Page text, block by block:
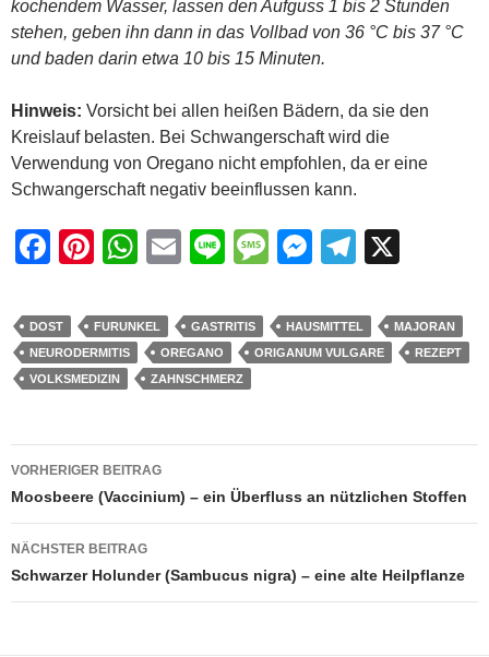
kochendem Wasser, lassen den Aufguss 1 bis 2 Stunden
stehen, geben ihn dann in das Vollbad von 36 °C bis 37 °C
und baden darin etwa 10 bis 15 Minuten.
Hinweis: Vorsicht bei allen heißen Bädern, da sie den
Kreislauf belasten. Bei Schwangerschaft wird die
Verwendung von Oregano nicht empfohlen, da er eine
Schwangerschaft negativ beeinflussen kann.
F
c
e
b
o
k
Pi
er
e
st
W
at
s
A
p
E
ail
Li
e
M
ss
a
M
ss
e
er
T
e
gr
DOST FURUNKEL GASTRITIS HAUSMITTEL
MAJORAN
NEURODERMITIS
OREGANO ORIGANUM VULGARE
REZEPT
VOLKSMEDIZIN
ZAHNSCHMERZ
Beitragsnavigation
VORHERIGER BEITRAG
Moosbeere (Vaccinium) – ein Überfluss an nützlichen Stoffen
NÄCHSTER BEITRAG
Schwarzer Holunder (Sambucus nigra) – eine alte Heilpflanze